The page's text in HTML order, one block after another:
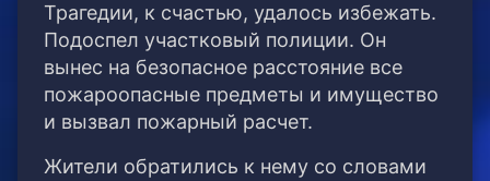
Трагедии, к счастью, удалось избежать.
Подоспел участковый полиции. Он
вынес на безопасное расстояние все
пожароопасные предметы и имущество
и вызвал пожарный расчет.
Жители обратились к нему со словами